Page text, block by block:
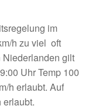
im
h zu viel oft
Niederlanden gilt
Uhr Temp 100
h erlaubt. Auf
erlaubt.